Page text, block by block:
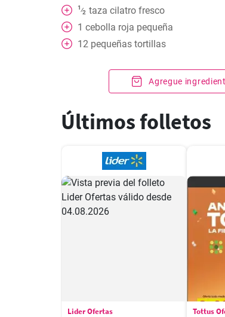
1⁄2 taza cilatro fresco
1 cebolla roja pequeña
12 pequeñas tortillas
Agregue
Últimos folletos
Lider Ofertas Tottus